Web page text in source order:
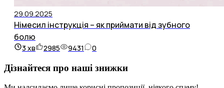
29.09.2025
Німесил інструкція – як приймати від зубного
болю
3 хв 2985 9431 0
Дізнайтеся про наші знижки